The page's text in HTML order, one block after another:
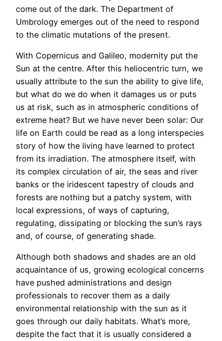
come out of the dark. The Department of
Umbrology emerges out of the need to respond
to the climatic mutations of the present.
With Copernicus and Galileo, modernity put the
Sun at the centre. After this heliocentric turn, we
usually attribute to the sun the ability to give life,
but what do we do when it damages us or puts
us at risk, such as in atmospheric conditions of
extreme heat? But we have never been solar: Our
life on Earth could be read as a long interspecies
story of how the living have learned to protect
from its irradiation. The atmosphere itself, with
its complex circulation of air, the seas and river
banks or the iridescent tapestry of clouds and
forests are nothing but a patchy system, with
local expressions, of ways of capturing,
regulating, dissipating or blocking the sun’s rays
and, of course, of generating shade.
Although both shadows and shades are an old
acquaintance of us, growing ecological concerns
have pushed administrations and design
professionals to recover them as a daily
environmental relationship with the sun as it
goes through our daily habitats. What’s more,
despite the fact that it is usually considered a